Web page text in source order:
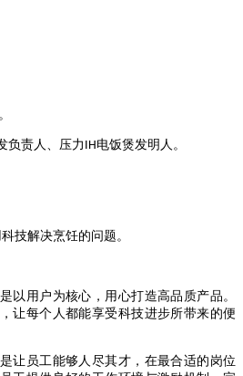
。
负责人、压力 IH 电饭煲发明人。
技解决烹饪的问题。
以用户为核心，用心打造高品质产品。
让每个人都能享受科技进步所带来的便
让员工能够人尽其才，在最合适的岗位